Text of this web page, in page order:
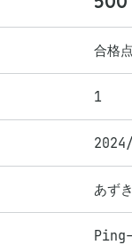
合格
1
あず
Ping-